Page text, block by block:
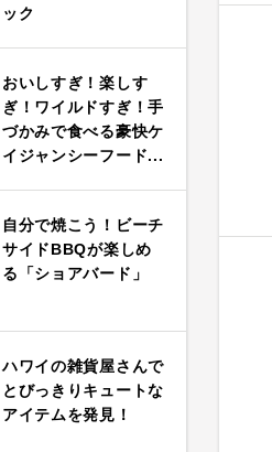
ック
FOOD
おいしすぎ！楽しす
ぎ！ワイルドすぎ！手
づかみで食べる豪快ケ
イジャンシーフード...
FOOD
自分で焼こう！ビーチ
サイドBBQが楽しめ
る「ショアバード」
LIFE
ハワイの雑貨屋さんで
とびっきりキュートな
アイテムを発見！